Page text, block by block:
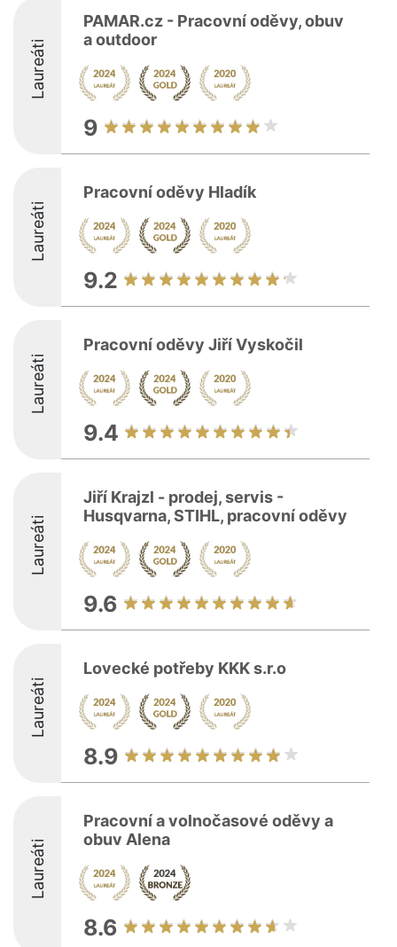
Laureáti
PAMAR.cz - Pracovní oděvy, obuv
a outdoor
9
Laureáti
Pracovní oděvy Hladík
9.2
Laureáti
Pracovní oděvy Jiří Vyskočil
9.4
Laureáti
Jiří Krajzl - prodej, servis -
Husqvarna, STIHL, pracovní oděvy
9.6
Laureáti
Lovecké potřeby KKK s.r.o
8.9
Laureáti
Pracovní a volnočasové oděvy a
obuv Alena
8.6